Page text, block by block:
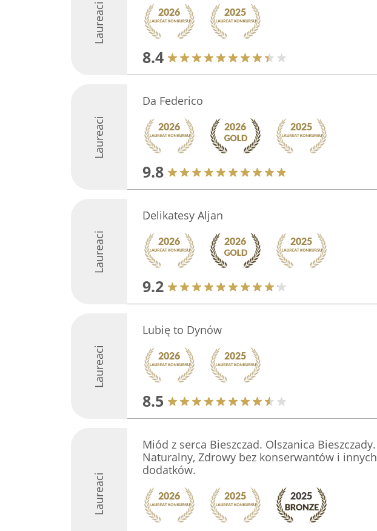
Laureaci
8.4
Laureaci
Da Federico
9.8
Laureaci
Delikatesy Aljan
9.2
Laureaci
Lubię to Dynów
8.5
Laureaci
Miód z serca Bieszczad. Olszanica Bieszczady.
Naturalny, Zdrowy bez konserwantów i innych
dodatków.